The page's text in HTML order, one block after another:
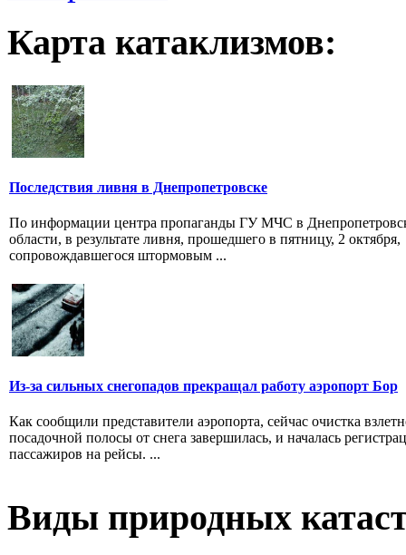
Карта катаклизмов:
Последствия ливня в Днепропетровске
По информации центра пропаганды ГУ МЧС в
области, в результате ливня, прошедшего в пятницу, 2 октября,
сопровождавшегося штормовым ...
Из-за сильных снегопадов прекращал работу аэропорт Бор
Как сообщили представители аэропорта, сейчас очистка
посадочной полосы от снега завершилась, и началась
пассажиров на рейсы. ...
Виды природных